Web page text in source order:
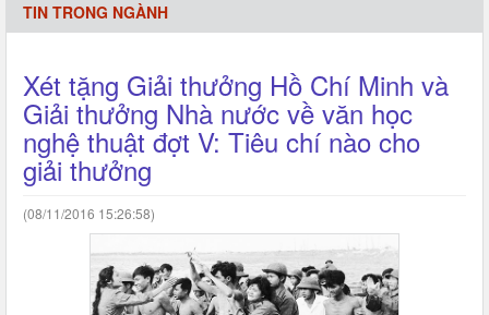
TIN TRONG NGÀNH
Xét tặng Giải thưởng Hồ Chí Minh và
Giải thưởng Nhà nước về văn học
nghệ thuật đợt V: Tiêu chí nào cho
giải thưởng
(08/11/2016 15:26:58)